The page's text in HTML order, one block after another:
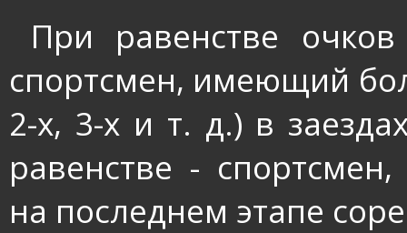
При равенстве
спортсмен, имеющий
2-х, 3-х и т. д.) в
равенстве -
на последнем этапе